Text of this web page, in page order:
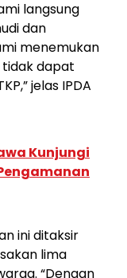
langsung
dan
menemukan
dapat
jelas IPDA
Kunjungi
ini ditaksir
lima
“Dengan